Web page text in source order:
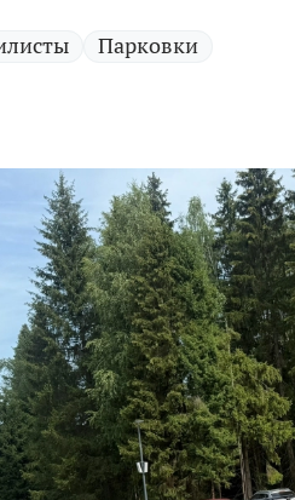
Парковки